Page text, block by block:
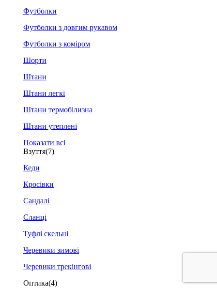
Футболки
Футболки з довгим рукавом
Футболки з коміром
Шорти
Штани
Штани легкі
Штани термобілизна
Штани утеплені
Показати всі
Взуття(7)
Кеди
Кросівки
Сандалі
Сланці
Туфлі скельні
Черевики зимові
Черевики трекінгові
Оптика(4)